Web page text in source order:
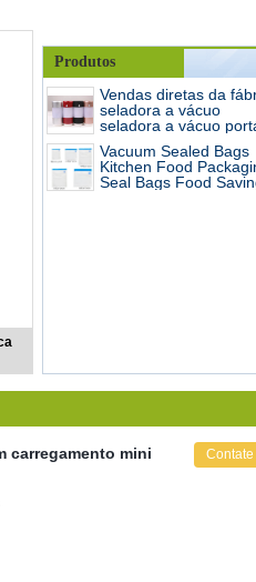
Produtos
Vendas diretas da
seladora a vácuo
seladora a vácuo
máquina automática
seladora a vácuo
Vacuum Sealed Bags
Kitchen Food
Seal Bags Food
carregamento mini